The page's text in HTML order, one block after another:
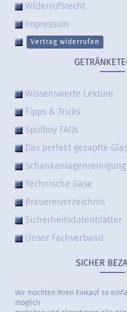
Widerrufsrecht
Impressum
Vertrag widerrufen
Wissenswerte Lektüre
Tipps & Tricks
Spülboy FAQs
Das perfekt gezapfte
Schankanlagenreinigung
Technische Gase
Brauereiverzeichnis
Sicherheitsdatenblätter
Unser Fachverband
SICHER
Wir möchten Ihren Einkauf so
möglich